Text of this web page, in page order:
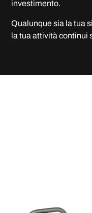
investimento.
Qualunque sia la tua
la tua attività continui